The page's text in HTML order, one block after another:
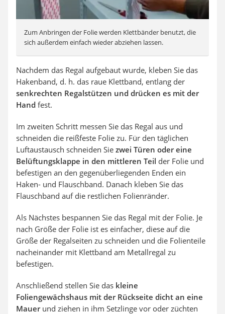
Zum Anbringen der Folie werden Klettbänder benutzt, die
sich außerdem einfach wieder abziehen lassen.
Nachdem das Regal aufgebaut wurde, kleben Sie das
Hakenband, d. h. das raue Klettband, entlang der
senkrechten Regalstützen und drücken es mit der
Hand fest.
Im zweiten Schritt messen Sie das Regal aus und
schneiden die reißfeste Folie zu. Für den täglichen
Luftaustausch schneiden Sie zwei Türen oder eine
Belüftungsklappe in den mittleren Teil der Folie und
befestigen an den gegenüberliegenden Enden ein
Haken- und Flauschband. Danach kleben Sie das
Flauschband auf die restlichen Folienränder.
Als Nächstes bespannen Sie das Regal mit der Folie. Je
nach Größe der Folie ist es einfacher, diese auf die
Größe der Regalseiten zu schneiden und die Folienteile
nacheinander mit Klettband am Metallregal zu
befestigen.
Anschließend stellen Sie das kleine
Foliengewächshaus mit der Rückseite dicht an eine
Mauerund ziehen in ihm Setzlinge vor oder züchten